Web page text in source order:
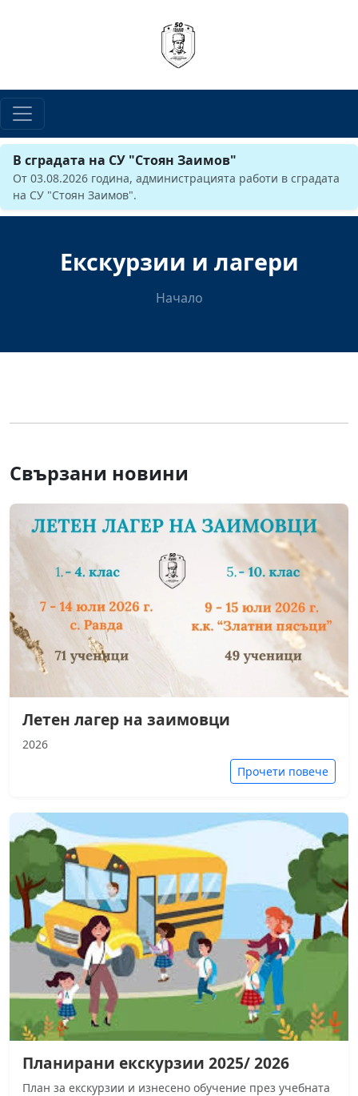
В сградата на СУ "Стоян Заимов"
От 03.08.2026 година, администрацията работи в сградата
на СУ "Стоян Заимов".
Екскурзии и лагери
Начало
Свързани новини
Летен лагер на заимовци
2026
Прочети повече
Планирани екскурзии 2025/ 2026
План за екскурзии и изнесено обучение през учебната